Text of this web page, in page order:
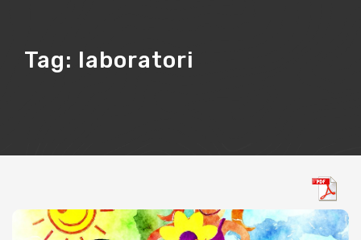
Tag: laboratori